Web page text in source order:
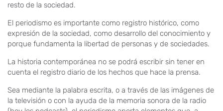
resto de la sociedad.
El periodismo es importante como registro histórico, como
expresión de la sociedad, como desarrollo del conocimiento y
porque fundamenta la libertad de personas y de sociedades.
La historia contemporánea no se podrá escribir sin tener en
cuenta el registro diario de los hechos que hace la prensa.
Sea mediante la palabra escrita, o a través de las imágenes de
la televisión o con la ayuda de la memoria sonora de la radio